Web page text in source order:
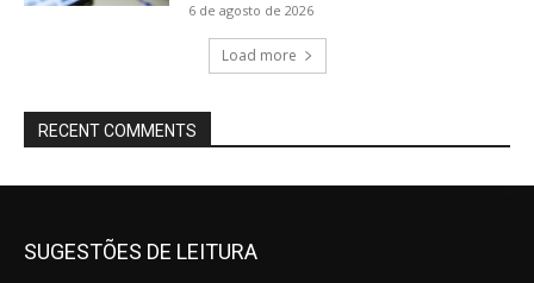
6 de agosto de 2026
Load more
RECENT COMMENTS
SUGESTÕES DE LEITURA